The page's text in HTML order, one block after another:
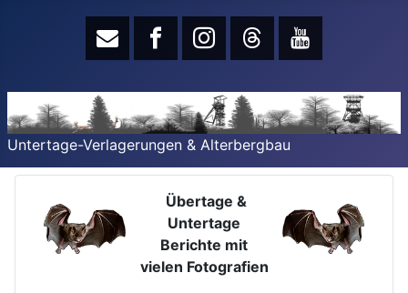
Untertage-Verlagerungen & Alterbergbau
Übertage &
Untertage
Berichte mit
vielen Fotografien